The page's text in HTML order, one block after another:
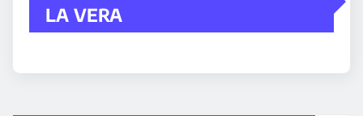
LA VERA